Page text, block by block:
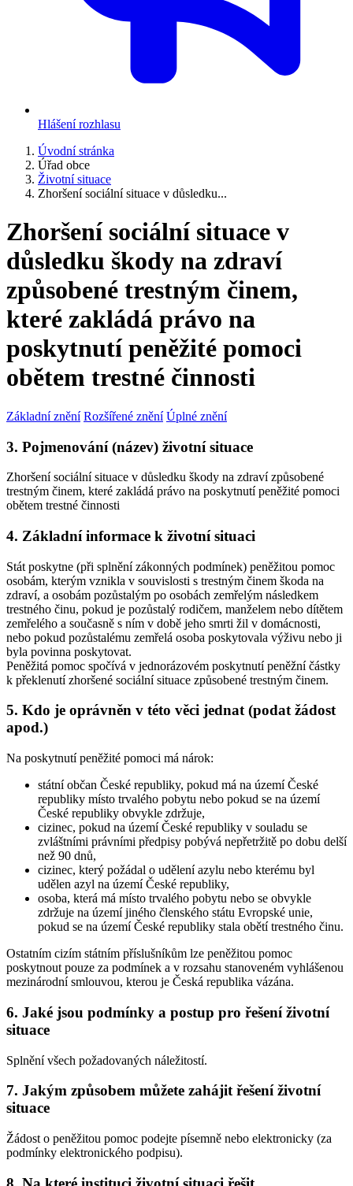
Hlášení rozhlasu
Úvodní stránka
Úřad obce
Životní situace
Zhoršení sociální situace v důsledku...
Zhoršení sociální situace v
důsledku škody na zdraví
způsobené trestným činem,
které zakládá právo na
poskytnutí peněžité pomoci
obětem trestné činnosti
Základní znění Rozšířené znění Úplné znění
3. Pojmenování (název) životní situace
Zhoršení sociální situace v důsledku škody na zdraví způsobené
trestným činem, které zakládá právo na poskytnutí peněžité pomoci
obětem trestné činnosti
4. Základní informace k životní situaci
Stát poskytne (při splnění zákonných podmínek) peněžitou pomoc
osobám, kterým vznikla v souvislosti s trestným činem škoda na
zdraví, a osobám pozůstalým po osobách zemřelým následkem
trestného činu, pokud je pozůstalý rodičem, manželem nebo dítětem
zemřelého a současně s ním v době jeho smrti žil v domácnosti,
nebo pokud pozůstalému zemřelá osoba poskytovala výživu nebo ji
byla povinna poskytovat.
Peněžitá pomoc spočívá v jednorázovém poskytnutí peněžní částky
k překlenutí zhoršené sociální situace způsobené trestným činem.
5. Kdo je oprávněn v této věci jednat (podat žádost
apod.)
Na poskytnutí peněžité pomoci má nárok:
státní občan České republiky, pokud má na území České
republiky místo trvalého pobytu nebo pokud se na území
České republiky obvykle zdržuje,
cizinec, pokud na území České republiky v souladu se
zvláštními právními předpisy pobývá nepřetržitě po dobu delší
než 90 dnů,
cizinec, který požádal o udělení azylu nebo kterému byl
udělen azyl na území České republiky,
osoba, která má místo trvalého pobytu nebo se obvykle
zdržuje na území jiného členského státu Evropské unie,
pokud se na území České republiky stala obětí trestného činu.
Ostatním cizím státním příslušníkům lze peněžitou pomoc
poskytnout pouze za podmínek a v rozsahu stanoveném vyhlášenou
mezinárodní smlouvou, kterou je Česká republika vázána.
6. Jaké jsou podmínky a postup pro řešení životní
situace
Splnění všech požadovaných náležitostí.
7. Jakým způsobem můžete zahájit řešení životní
situace
Žádost o peněžitou pomoc podejte písemně nebo elektronicky (za
podmínky elektronického podpisu).